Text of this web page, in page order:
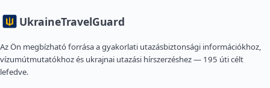
UkraineTravelGuard
Az Ön megbízható forrása a gyakorlati utazásbiztonsági információkhoz,
vízumútmutatókhoz és ukrajnai utazási hírszerzéshez — 195 úti célt
lefedve.